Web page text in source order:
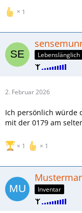
1
Lebenslänglich
2. Februar 2026
Ich persönlich würde
mit der 0179 am
1 1
Inventar